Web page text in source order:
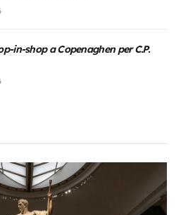
in-shop a Copenaghen per C.P.